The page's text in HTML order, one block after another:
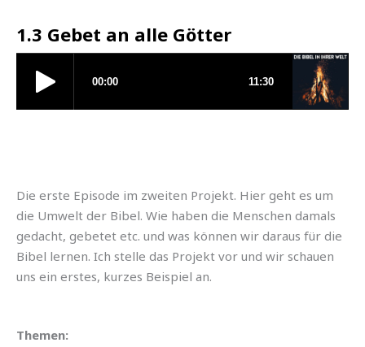
1.3 Gebet an alle Götter
Die erste Episode im zweiten Projekt. Hier geht es um
die Umwelt der Bibel. Wie haben die Menschen damals
gedacht, gebetet etc. und was können wir daraus für die
Bibel lernen. Ich stelle das Projekt vor und wir schauen
uns ein erstes, kurzes Beispiel an.
Themen: